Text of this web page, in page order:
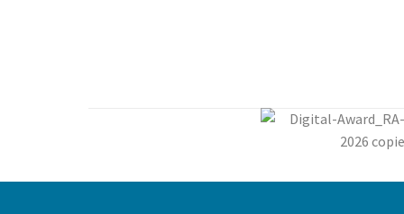
Le séjour de « Journal de Laura »